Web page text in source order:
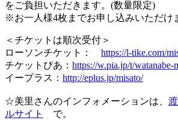
をご負担いただきます。(数量限定)
※お一人様4枚までお申し込みいただけ
＜チケットは順次受付＞
ローソンチケット： https://l-tike.com/
チケットぴあ： https://w.pia.jp/t/watanabe-
イープラス： http://eplus.jp/misato/
☆美里さんのインフォメーションは、
ルサイト
で。